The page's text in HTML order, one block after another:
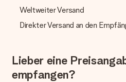
Wird die Rechnung mit der
Alle Lieferungen erfolgen ohne
Lieferschein. Die Rechnung zu
bleibt eine echte Überraschung!
Weltweiter Versand
Direkter Versand an den
Lieber eine
empfangen?